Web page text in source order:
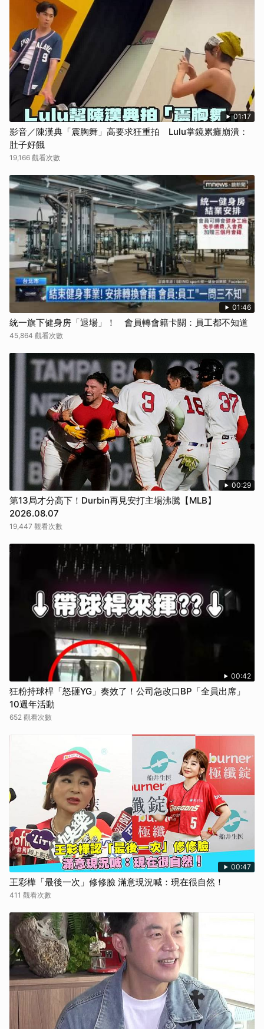
01:17
影音／陳漢典「震胸舞」高要求狂重拍 Lulu掌鏡累癱崩潰：
肚子好餓
19,166 觀看次數
01:46
統一旗下健身房「退場」！ 會員轉會籍卡關：員工都不知道
45,864 觀看次數
00:29
第13局才分高下！Durbin再見安打主場沸騰【MLB】
2026.08.07
19,447 觀看次數
00:42
狂粉持球桿「怒砸YG」奏效了！公司急改口BP「全員出席」
10週年活動
652 觀看次數
00:47
王彩樺「最後一次」修修臉 滿意現況喊：現在很自然！
411 觀看次數
取消